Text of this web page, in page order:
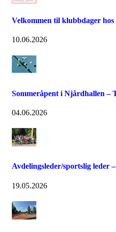
Velkommen til klubbdager
10.06.2026
Sommeråpent i Njårdhallen –
04.06.2026
Avdelingsleder/sportslig leder
19.05.2026